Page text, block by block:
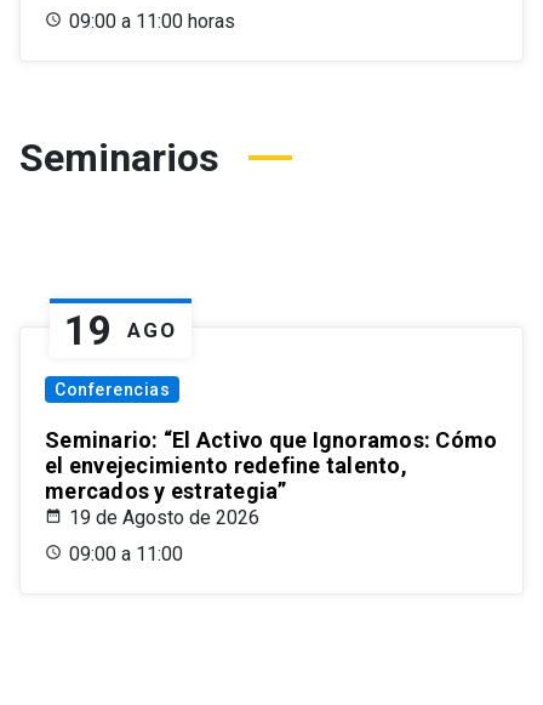
09:00 a 11:00 horas
Seminarios
19 AGO
Conferencias
Seminario: “El Activo que Ignoramos: Cómo
el envejecimiento redefine talento,
mercados y estrategia”
19 de Agosto de 2026
09:00 a 11:00